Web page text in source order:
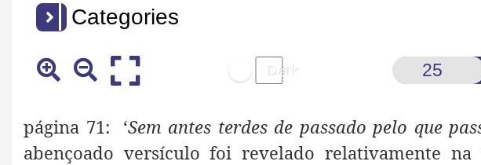
Categories
página 71: ‘Sem antes terdes de passado pelo que
abençoado versículo foi revelado relativamente na